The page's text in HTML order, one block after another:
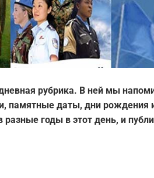
рубрика. В ней мы
памятные даты, дни рождения
годы в этот день, и